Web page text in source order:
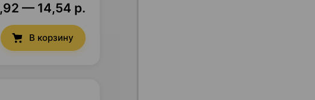
— 14,54 р.
В корзину